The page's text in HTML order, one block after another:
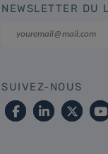
NEWSLETTER DU
SUIVEZ-NOUS